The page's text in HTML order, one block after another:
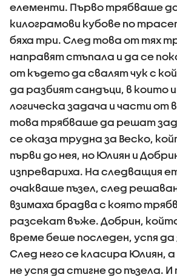
елементи. Първо трябваше
килограмови кубове по
бяха три. След това от тях
направят стъпала и да се
от където да свалят чук с
да разбият сандъци, в които
логическа задача и части от
това трябваше да решат
се оказа трудна за Веско,
първи до нея, но Юлиян и
изпревариха. На следващия
очакваше пъзел, след
взимаха брадва с която
разсекат въже. Добрин,
време беше последен, успя
След него се класира Юлиян,
не успя да стигне до пъзела.